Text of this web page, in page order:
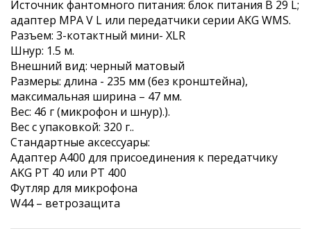
Источник фантомного питания: блок питания B 29 L;
адаптер MPA V L или передатчики серии AKG WMS.
Разъем: 3-котактный мини- XLR
Шнур: 1.5 м.
Внешний вид: черный матовый
Размеры: длина - 235 мм (без кронштейна),
максимальная ширина – 47 мм.
Вес: 46 г (микрофон и шнур).).
Вес с упаковкой: 320 г..
Стандартные аксессуары:
Адаптер A400 для присоединения к передатчику
AKG PT 40 или PT 400
Футляр для микрофона
W44 – ветрозащита